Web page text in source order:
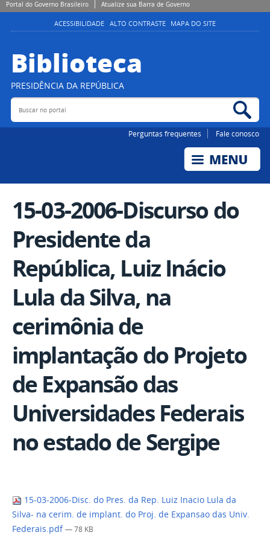
Portal do Governo Brasileiro Atualize sua Barra de Governo
ACESSIBILIDADE ALTO CONTRASTE MAPA DO SITE
Biblioteca
PRESIDÊNCIA DA REPÚBLICA
Buscar no portal
Perguntas frequentes Fale conosco
15-03-2006-Discurso do
Presidente da
República, Luiz Inácio
Lula da Silva, na
cerimônia de
implantação do Projeto
de Expansão das
Universidades Federais
no estado de Sergipe
15-03-2006-Disc. do Pres. da Rep. Luiz Inacio Lula da
Silva- na cerim. de implant. do Proj. de Expansao das Univ.
Federais.pdf — 78 KB